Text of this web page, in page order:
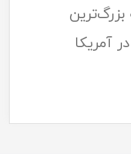
بزرگ‌ترین
آمریکا